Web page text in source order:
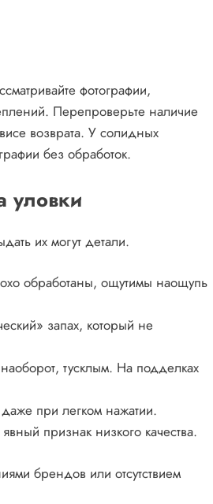
фотографии,
Перепроверьте наличие
возврата. У солидных
без обработок.
уловки
их могут детали.
обработаны, ощутимы наощупь
запах, который не
тусклым. На подделках
при легком нажатии.
признак низкого качества.
брендов или отсутствием